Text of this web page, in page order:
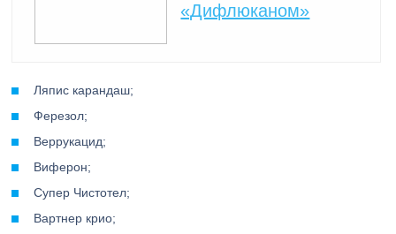
«Дифлюканом»
Ляпис карандаш;
Ферезол;
Веррукацид;
Виферон;
Супер Чистотел;
Вартнер крио;